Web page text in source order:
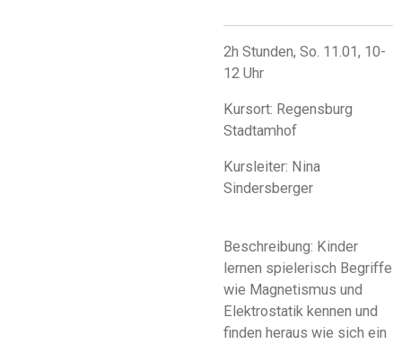
2h Stunden, So. 11.01, 10-
12 Uhr
Kursort: Regensburg
Stadtamhof
Kursleiter: Nina
Sindersberger
Beschreibung: Kinder
lernen spielerisch Begriffe
wie Magnetismus und
Elektrostatik kennen und
finden heraus wie sich ein